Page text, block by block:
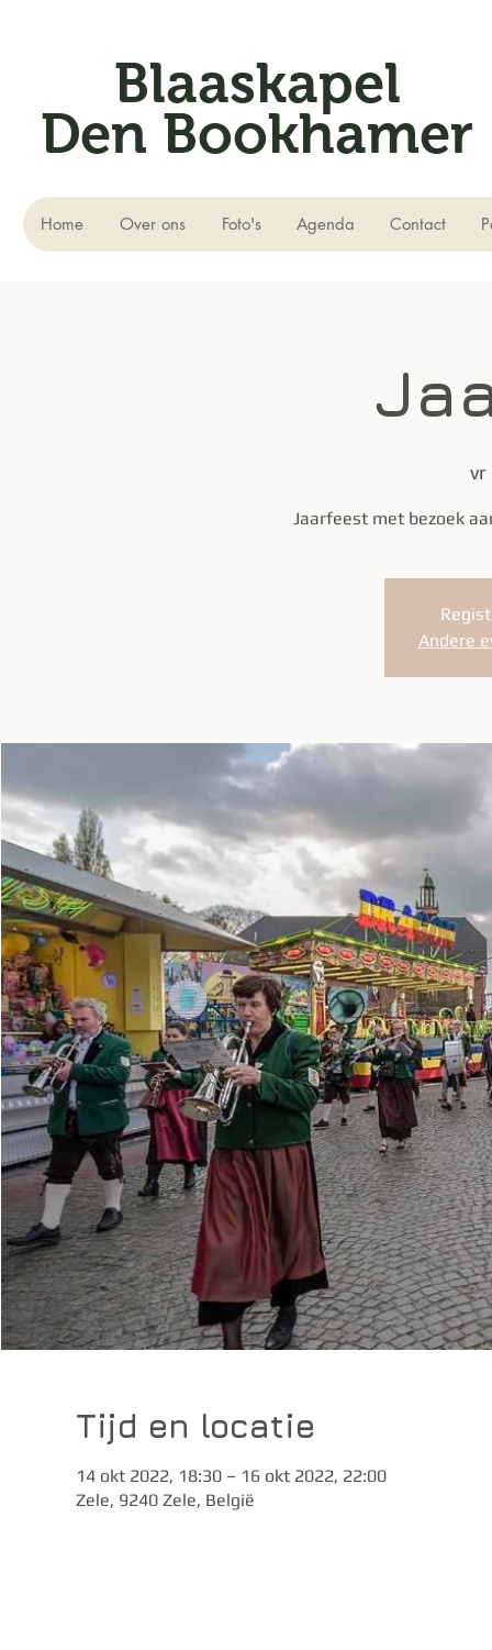
Blaaskapel
Den Bookhamer
Home Over ons Foto's Agenda Contact
vr
Jaarfeest met bezoek
Andere
Tijd en locatie
14 okt 2022, 18:30 – 16 okt 2022, 22:00
Zele, 9240 Zele, België